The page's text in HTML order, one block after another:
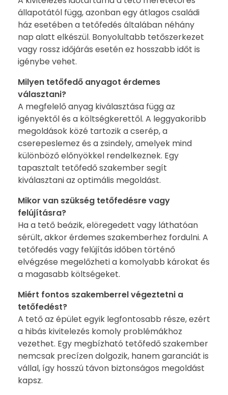
állapotától függ, azonban egy átlagos családi
ház esetében a tetőfedés általában néhány
nap alatt elkészül. Bonyolultabb tetőszerkezet
vagy rossz időjárás esetén ez hosszabb időt is
igénybe vehet.
Milyen tetőfedő anyagot érdemes
választani?
A megfelelő anyag kiválasztása függ az
igényektől és a költségkerettől. A leggyakoribb
megoldások közé tartozik a cserép, a
cserepeslemez és a zsindely, amelyek mind
különböző előnyökkel rendelkeznek. Egy
tapasztalt tetőfedő szakember segít
kiválasztani az optimális megoldást.
Mikor van szükség tetőfedésre vagy
felújításra?
Ha a tető beázik, elöregedett vagy láthatóan
sérült, akkor érdemes szakemberhez fordulni. A
tetőfedés vagy felújítás időben történő
elvégzése megelőzheti a komolyabb károkat és
a magasabb költségeket.
Miért fontos szakemberrel végeztetni a
tetőfedést?
A tető az épület egyik legfontosabb része, ezért
a hibás kivitelezés komoly problémákhoz
vezethet. Egy megbízható tetőfedő szakember
nemcsak precízen dolgozik, hanem garanciát is
vállal, így hosszú távon biztonságos megoldást
kapsz.